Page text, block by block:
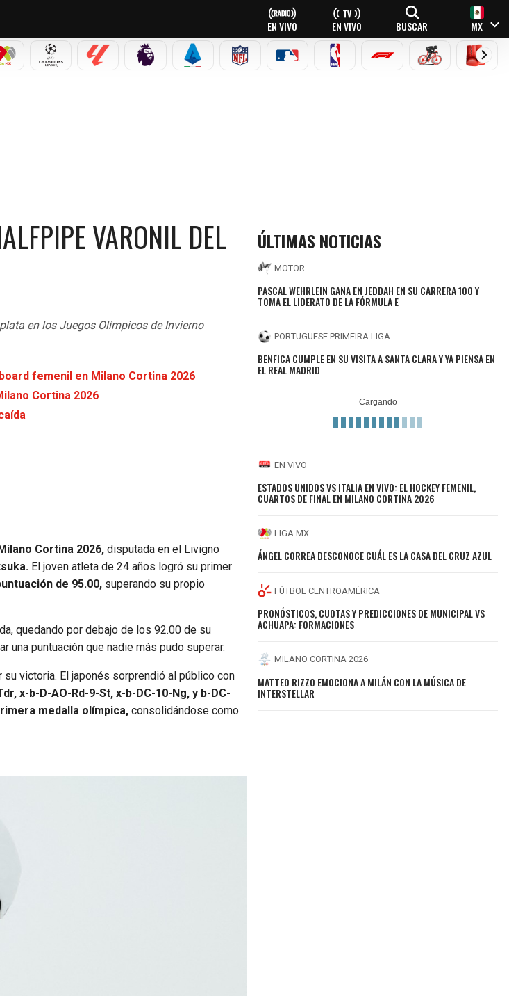
EN VIVO EN VIVO BUSCAR MX
MEXICANA
LIGA MX CHAMPIONS LEAGUE
LALIGA PREMIER LEAGUE
SERIE A NFL MLB NBA FÓRMULA 1CICLISMOBOXEO
VARONIL DEL
en los Juegos Olímpicos de Invierno
femenil en Milano Cortina 2026
Cortina 2026
Cortina 2026, disputada en el Livigno
El joven atleta de 24 años logró su primer
de 95.00, superando su propio
quedando por debajo de los 92.00 de su
una puntuación que nadie más pudo superar.
victoria. El japonés sorprendió al público con
x-b-D-AO-Rd-9-St, x-b-DC-10-Ng, y b-DC-
medalla olímpica, consolidándose como
ÚLTIMAS NOTICIAS
MOTOR
PASCAL WEHRLEIN GANA EN JEDDAH EN SU CARRERA 100 Y
TOMA EL LIDERATO DE LA FÓRMULA E
PORTUGUESE PRIMEIRA LIGA
BENFICA CUMPLE EN SU VISITA A SANTA CLARA Y YA PIENSA EN
EL REAL MADRID
EN VIVO
ESTADOS UNIDOS VS ITALIA EN VIVO: EL HOCKEY FEMENIL,
CUARTOS DE FINAL EN MILANO CORTINA 2026
LIGA MX
ÁNGEL CORREA DESCONOCE CUÁL ES LA CASA DEL CRUZ AZUL
FÚTBOL CENTROAMÉRICA
PRONÓSTICOS, CUOTAS Y PREDICCIONES DE MUNICIPAL VS
ACHUAPA: FORMACIONES
MILANO CORTINA 2026
MATTEO RIZZO EMOCIONA A MILÁN CON LA MÚSICA DE
INTERSTELLAR